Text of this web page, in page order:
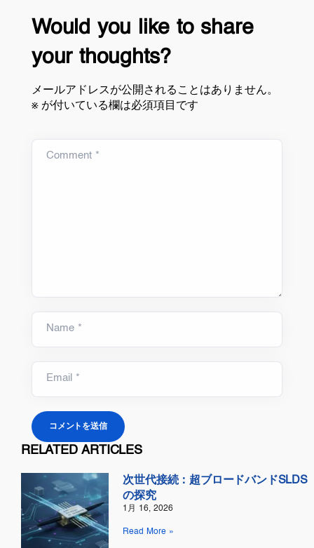
Would you like to share
your thoughts?
メールアドレスが公開されることはありません。
※が付いている欄は必須項目です
Comment *
Name *
Email *
RELATED ARTICLES
次世代接続：超ブロードバンドSLDS
の探究
1月 16, 2026
Read More »